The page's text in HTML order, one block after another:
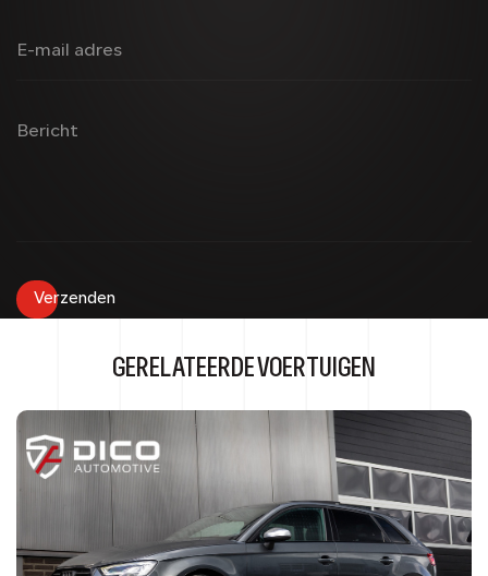
E-mail adres
Bericht
Verzenden
GERELATEERDE VOERTUIGEN